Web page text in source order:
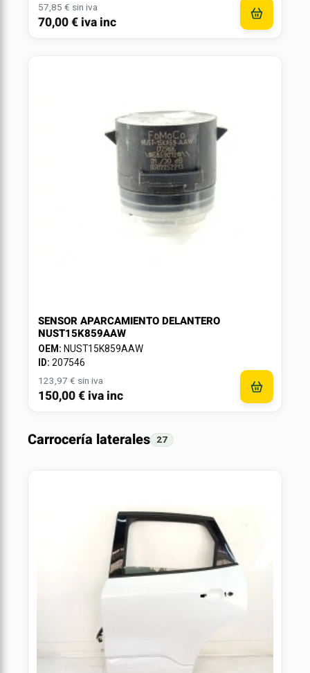
57,85 € sin iva
70,00 € iva inc
SENSOR APARCAMIENTO DELANTERO
NUST15K859AAW
OEM: NUST15K859AAW
ID: 207546
123,97 € sin iva
150,00 € iva inc
Carrocería laterales 27